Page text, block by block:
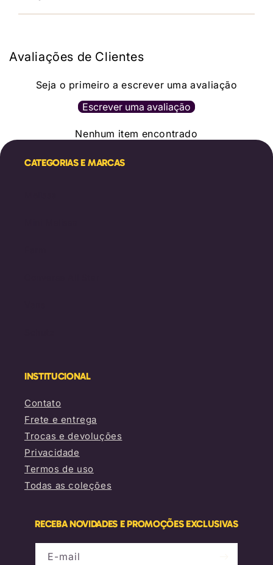
Avaliações de Clientes
Seja o primeiro a escrever uma avaliação
Escrever uma avaliação
Nenhum item encontrado
CATEGORIAS E MARCAS
INSTITUCIONAL
Contato
Frete e entrega
Trocas e devoluções
Privacidade
Termos de uso
Todas as coleções
RECEBA NOVIDADES E PROMOÇÕES EXCLUSIVAS
E-mail